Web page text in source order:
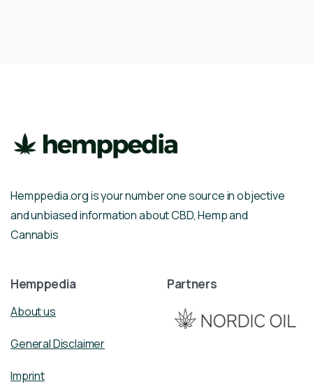
Hemppedia.org is your number one source in objective
and unbiased information about CBD, Hemp and
Cannabis
Hemppedia
About us
General Disclaimer
Imprint
Partners